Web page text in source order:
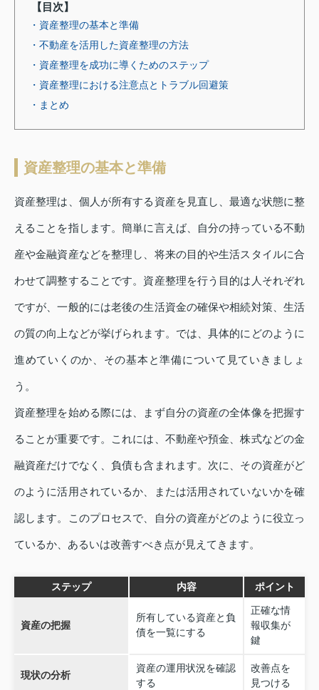
【目次】
・資産整理の基本と準備
・不動産を活用した資産整理の方法
・資産整理を成功に導くためのステップ
・資産整理における注意点とトラブル回避策
・まとめ
資産整理の基本と準備
資産整理は、個人が所有する資産を見直し、最適な状態に整
えることを指します。簡単に言えば、自分の持っている不動
産や金融資産などを整理し、将来の目的や生活スタイルに合
わせて調整することです。資産整理を行う目的は人それぞれ
ですが、一般的には老後の生活資金の確保や相続対策、生活
の質の向上などが挙げられます。では、具体的にどのように
進めていくのか、その基本と準備について見ていきましょ
う。
資産整理を始める際には、まず自分の資産の全体像を把握す
ることが重要です。これには、不動産や預金、株式などの金
融資産だけでなく、負債も含まれます。次に、その資産がど
のように活用されているか、または活用されていないかを確
認します。このプロセスで、自分の資産がどのように役立っ
ているか、あるいは改善すべき点が見えてきます。
ステップ 内容 ポイント
資産の把握
所有している資産と負
債を一覧にする
正確な情
報収集が
鍵
現状の分析
資産の運用状況を確認
する
改善点を
見つける